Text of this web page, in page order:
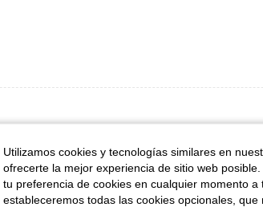
cm / 67 in, Peso: 64 kg / 141 lbs, Caderas: 99 cm /
Altura:169 cm / 67 in Peso:64 kg / 141 lbs
80 cm / 31 in Cintura:71 cm / 28 in Color:Azul
cómodo y soy alta y queda largo el
Utilizamos cookies y tecnologías similares en
ofrecerte la mejor experiencia de sitio web
tu preferencia de cookies en cualquier momento a
estableceremos todas las cookies opcionales,